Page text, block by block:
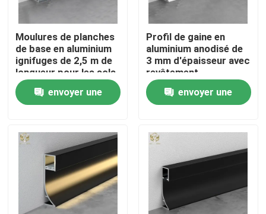
Aperçu
Produits
A propos de nous
Contrôle de la qualité
Contact
Moulures de planches
de base en aluminium
ignifuges de 2,5 m de
longueur pour les sols
commerciaux
envoyer une
Profil de gaine en
aluminium anodisé de
3 mm d'épaisseur avec
revêtement
anticorrosion
envoyer une